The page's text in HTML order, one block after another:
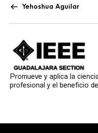
Yehoshua Aguilar
Promueve y aplica la
profesional y el beneficio